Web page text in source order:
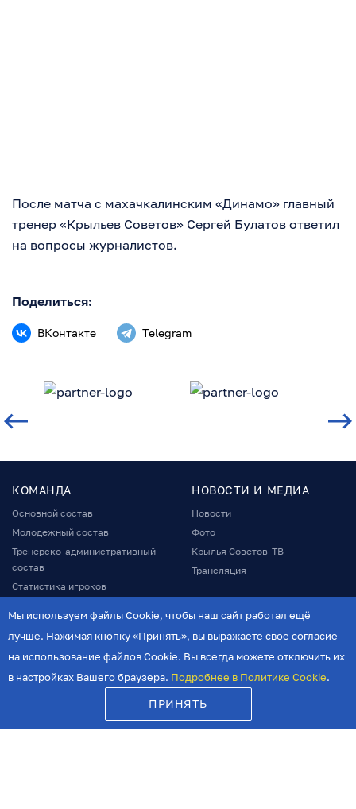
После матча с махачкалинским «Динамо» главный
тренер «Крыльев Советов» Сергей Булатов ответил
на вопросы журналистов.
Поделиться:
ВКонтакте Telegram
КОМАНДА
Основной состав
Молодежный состав
Тренерско-административный
состав
Статистика игроков
НОВОСТИ И МЕДИА
Новости
Фото
Крылья Советов-ТВ
Трансляция
МАТЧИ
БИЛЕТЫ
ЕЩЕ
Руководство
Фонд поддержки
Спонсоры и партнеры
Стадион
Мы используем файлы Cookie, чтобы наш сайт работал ещё
лучше. Нажимая кнопку «Принять», вы выражаете свое согласие
на использование файлов Cookie. Вы всегда можете отключить их
в настройках Вашего браузера. Подробнее в Политике Cookie.
ПРИНЯТЬ